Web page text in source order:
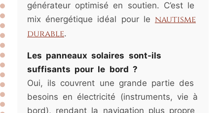
générateur optimisé en soutien. C’est le
mix énergétique idéal pour le nautisme
durable.
Les panneaux solaires sont-ils
suffisants pour le bord ?
Oui, ils couvrent une grande partie des
besoins en électricité (instruments, vie à
bord), rendant la navigation plus propre